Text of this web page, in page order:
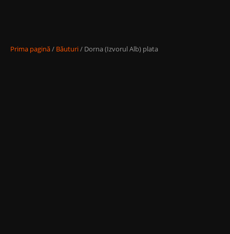
Prima pagină/ Băuturi/ Dorna (Izvorul Alb) plata